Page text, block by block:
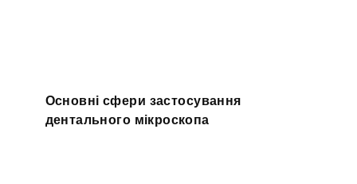
Основні сфери застосування
дентального мікроскопа